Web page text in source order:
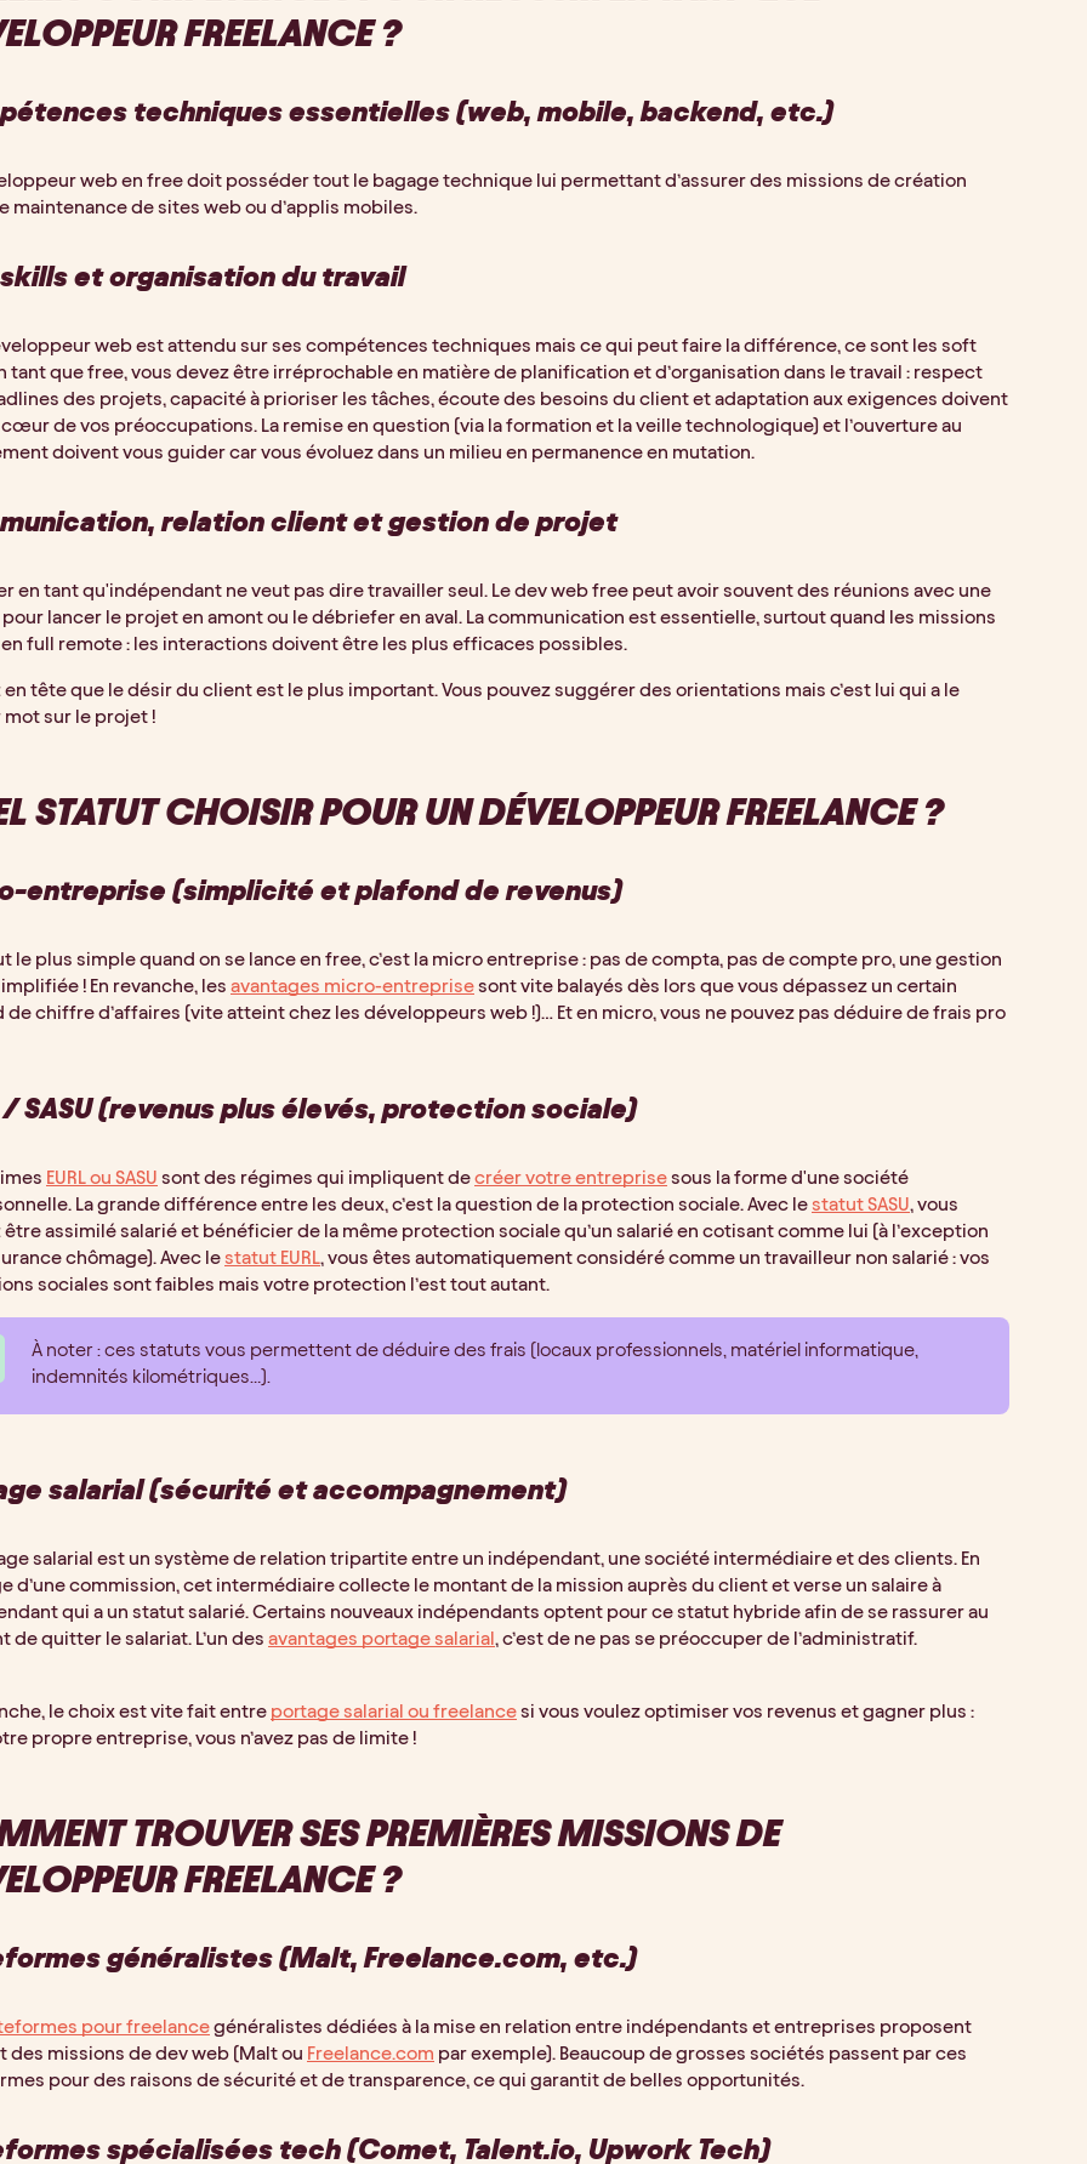
FREELANCE ?
techniques essentielles (web, mobile, backend, etc.)
web en free doit posséder tout le bagage technique lui permettant d’assurer des missions de création
maintenance de sites web ou d’applis mobiles.
et organisation du travail
web est attendu sur ses compétences techniques mais ce qui peut faire la différence, ce sont les soft
tant que free, vous devez être irréprochable en matière de planification et d’organisation dans le travail : respect
des projets, capacité à prioriser les tâches, écoute des besoins du client et adaptation aux exigences doivent
de vos préoccupations. La remise en question (via la formation et la veille technologique) et l’ouverture au
doivent vous guider car vous évoluez dans un milieu en permanence en mutation.
relation client et gestion de projet
en tant qu'indépendant ne veut pas dire travailler seul. Le dev web free peut avoir souvent des réunions avec une
lancer le projet en amont ou le débriefer en aval. La communication est essentielle, surtout quand les missions
full remote : les interactions doivent être les plus efficaces possibles.
en tête que le désir du client est le plus important. Vous pouvez suggérer des orientations mais c’est lui qui a le
sur le projet !
STATUT CHOISIR POUR UN DÉVELOPPEUR FREELANCE ?
entreprise (simplicité et plafond de revenus)
le plus simple quand on se lance en free, c’est la micro entreprise : pas de compta, pas de compte pro, une gestion
! En revanche, les avantages micro-entreprisesont vite balayés dès lors que vous dépassez un certain
de chiffre d’affaires (vite atteint chez les développeurs web !)… Et en micro, vous ne pouvez pas déduire de frais pro
/ SASU (revenus plus élevés, protection sociale)
EURL ou SASU sont des régimes qui impliquent decréer votre entreprisesous la forme d'une société
La grande différence entre les deux, c’est la question de la protection sociale. Avec le statut SASU, vous
être assimilé salarié et bénéficier de la même protection sociale qu’un salarié en cotisant comme lui (à l’exception
chômage). Avec le statut EURL, vous êtes automatiquement considéré comme un travailleur non salarié : vos
sociales sont faibles mais votre protection l’est tout autant.
À noter : ces statuts vous permettent de déduire des frais (locaux professionnels, matériel informatique,
indemnités kilométriques…).
salarial (sécurité et accompagnement)
salarial est un système de relation tripartite entre un indépendant, une société intermédiaire et des clients. En
d’une commission, cet intermédiaire collecte le montant de la mission auprès du client et verse un salaire à
qui a un statut salarié. Certains nouveaux indépendants optent pour ce statut hybride afin de se rassurer au
de quitter le salariat. L’un des avantages portage salarial, c’est de ne pas se préoccuper de l’administratif.
le choix est vite fait entre portage salarial ou freelancesi vous voulez optimiser vos revenus et gagner plus :
propre entreprise, vous n’avez pas de limite !
TROUVER SES PREMIÈRES MISSIONS DE
FREELANCE ?
généralistes (Malt, Freelance.com, etc.)
pour freelancegénéralistes dédiées à la mise en relation entre indépendants et entreprises proposent
des missions de dev web (Malt ou Freelance.com par exemple). Beaucoup de grosses sociétés passent par ces
pour des raisons de sécurité et de transparence, ce qui garantit de belles opportunités.
spécialisées tech (Comet, Talent.io, Upwork Tech)